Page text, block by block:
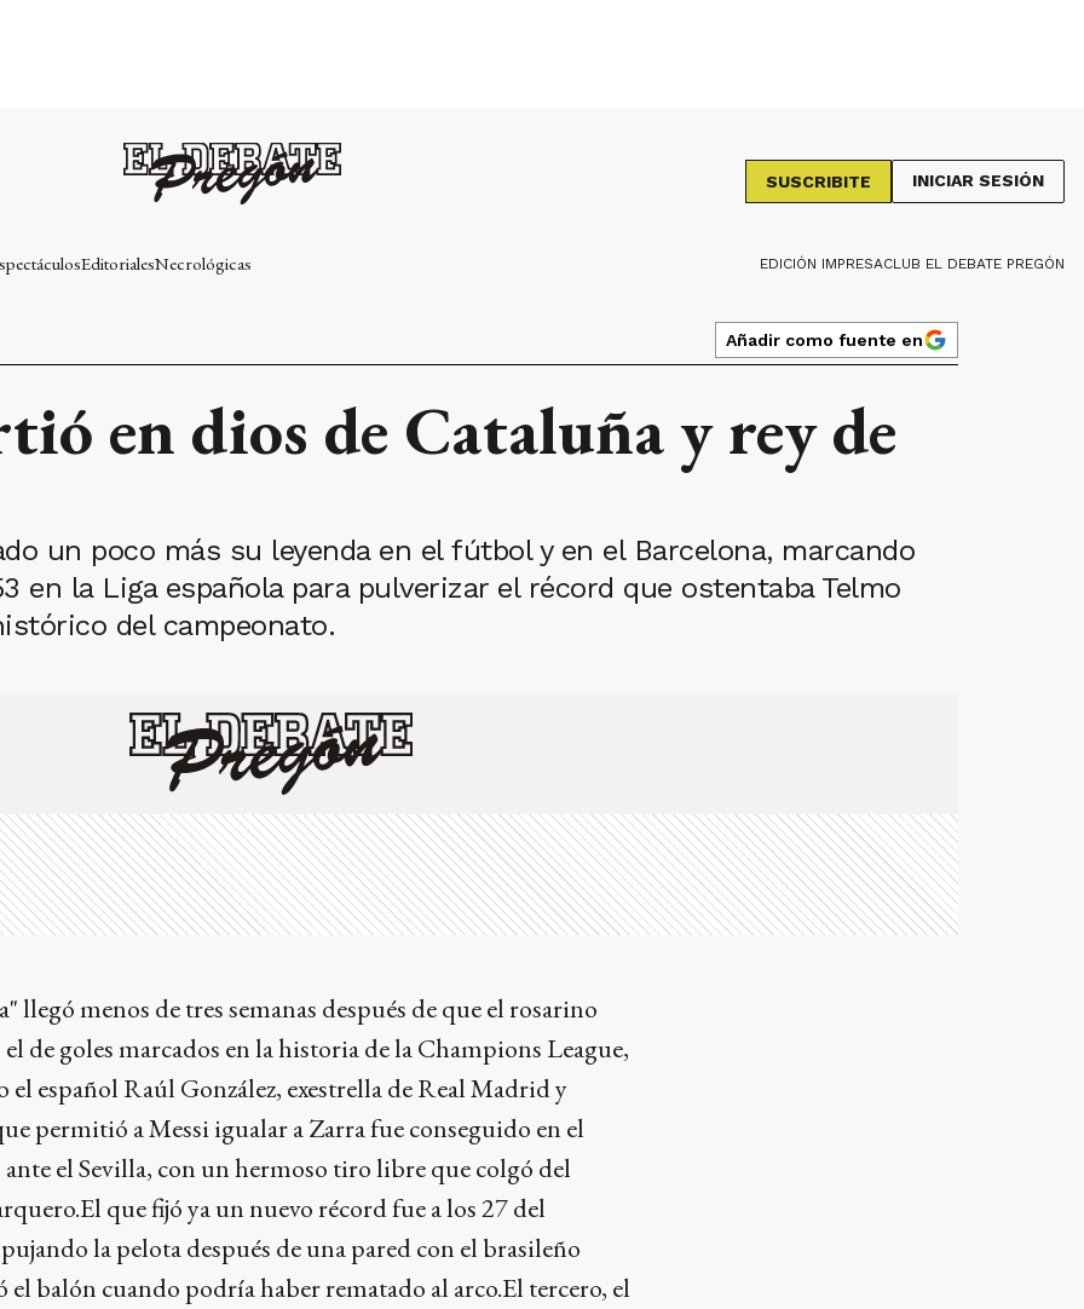
SUSCRIBITE INICIAR SESIÓN
EditorialesNecrológicas EDICIÓN IMPRESACLUB EL DEBATE PREGÓN
Añadir como fuente en
en dios de Cataluña y rey de
un poco más su leyenda en el fútbol y en el Barcelona, marcando
en la Liga española para pulverizar el récord que ostentaba Telmo
del campeonato.
llegó menos de tres semanas después de que el rosarino
de goles marcados en la historia de la Champions League,
el español Raúl González, exestrella de Real Madrid y
permitió a Messi igualar a Zarra fue conseguido en el
el Sevilla, con un hermoso tiro libre que colgó del
que fijó ya un nuevo récord fue a los 27 del
la pelota después de una pared con el brasileño
el balón cuando podría haber rematado al arco.El tercero, el